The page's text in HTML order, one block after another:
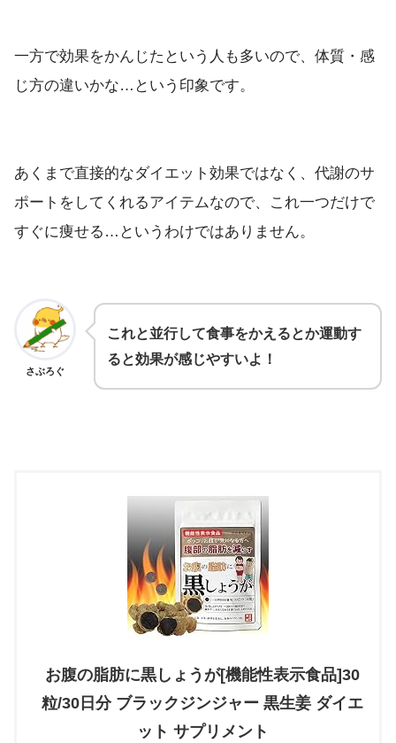
一方で効果をかんじたという人も多いので、体質・感
じ方の違いかな…という印象です。
あくまで直接的なダイエット効果ではなく、代謝のサ
ポートをしてくれるアイテムなので、これ一つだけで
すぐに痩せる…というわけではありません。
さぶろぐ
これと並行して食事をかえるとか運動す
ると効果が感じやすいよ！
お腹の脂肪に黒しょうが[機能性表示食品]30
粒/30日分 ブラックジンジャー 黒生姜 ダイエ
ット サプリメント